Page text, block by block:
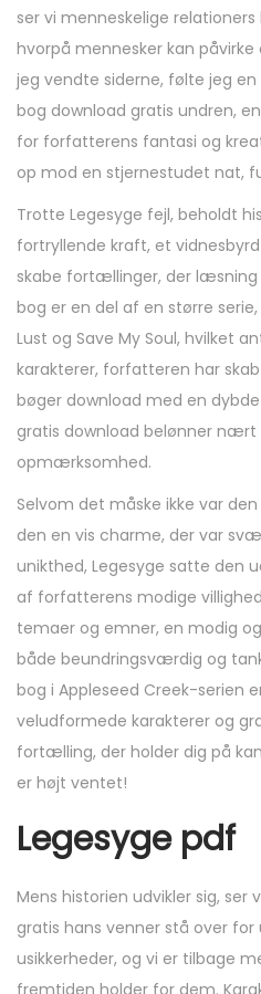
ser vi menneskelige
hvorpå mennesker kan
jeg vendte siderne, følte jeg
bog download gratis undren,
for forfatterens fantasi og
op mod en stjernestudet nat,
Trotte Legesyge fejl, beholdt
fortryllende kraft, et
skabe fortællinger, der læsning
bog er en del af en større
Lust og Save My Soul, hvilket
karakterer, forfatteren har
bøger download med en
gratis download belønner
opmærksomhed.
Selvom det måske ikke var
den en vis charme, der var
unikthed, Legesyge satte den
af forfatterens modige
temaer og emner, en modig
både beundringsværdig og
bog i Appleseed Creek-serien
veludformede karakterer og
fortælling, der holder dig på
er højt ventet!
Legesyge pdf
Mens historien udvikler sig, ser
gratis hans venner stå over for
usikkerheder, og vi er tilbage